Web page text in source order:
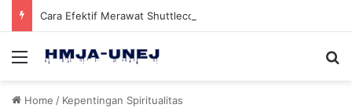
Menu
Home / Kepentingan Spiritualitas